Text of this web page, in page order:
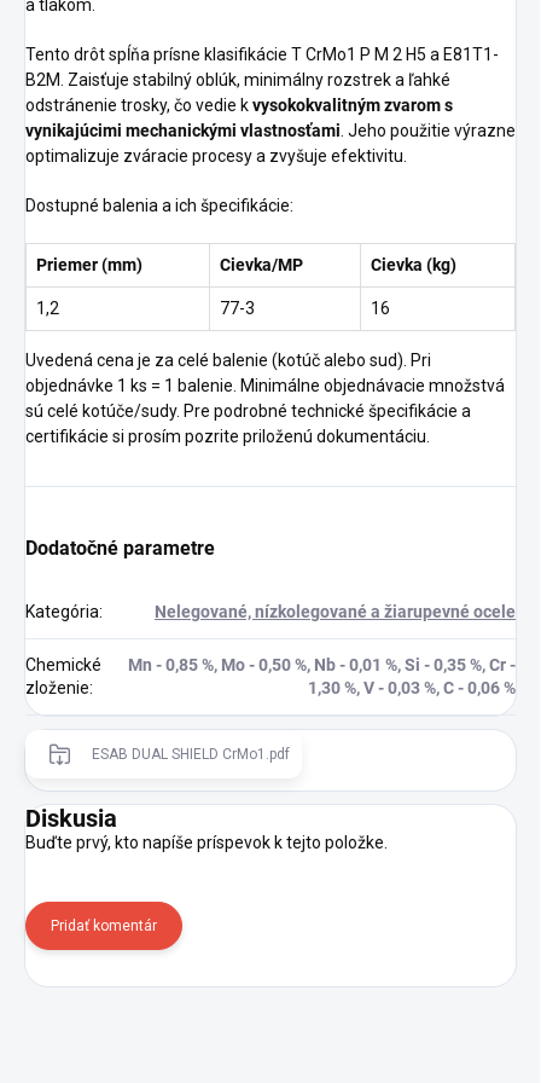
a tlakom.
Tento drôt spĺňa prísne klasifikácie T CrMo1 P M 2 H5 a E81T1-
B2M. Zaisťuje stabilný oblúk, minimálny rozstrek a ľahké
odstránenie trosky, čo vedie kvysokokvalitným zvarom s
vynikajúcimi mechanickými vlastnosťami. Jeho použitie výrazne
optimalizuje zváracie procesy a zvyšuje efektivitu.
Dostupné balenia a ich špecifikácie:
Priemer (mm) Cievka/MP Cievka (kg)
1,2 77-3 16
Uvedená cena je za celé balenie (kotúč alebo sud). Pri
objednávke 1 ks = 1 balenie. Minimálne objednávacie množstvá
sú celé kotúče/sudy. Pre podrobné technické špecifikácie a
certifikácie si prosím pozrite priloženú dokumentáciu.
Dodatočné parametre
Kategória: Nelegované, nízkolegované a žiarupevné ocele
Chemické
zloženie:
Mn - 0,85 %, Mo - 0,50 %, Nb - 0,01 %, Si - 0,35 %, Cr -
1,30 %, V - 0,03 %, C - 0,06 %
ESAB DUAL SHIELD CrMo1.pdf
Diskusia
Buďte prvý, kto napíše príspevok k tejto položke.
Pridať komentár